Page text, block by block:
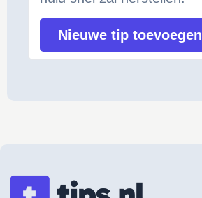
Nieuwe tip toevoegen